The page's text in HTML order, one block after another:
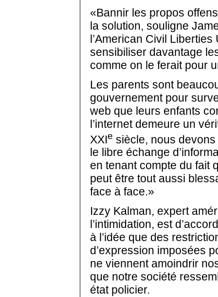
«Bannir les propos
la solution, souligne
l’American Civil
sensibiliser davantage
comme on le ferait pour
Les parents sont
gouvernement pour
web que leurs enfants
l’internet demeure un
XXIe siècle, nous
le libre échange
en tenant compte du fait
peut être tout aussi
face à face.»
Izzy Kalman, expert
l’intimidation, est
à l’idée que des
d’expression imposées
ne viennent amoindrir
que notre société
état policier.